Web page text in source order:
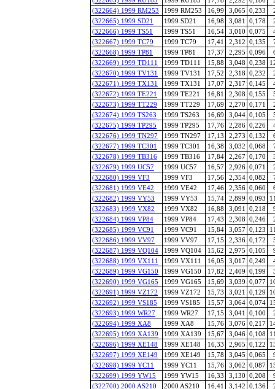
(322664) 1999 RM253
1999 RM253 16,99 3,065 0,233
(322665) 1999 SD21
1999 SD21 16,98 3,081 0,178
(322666) 1999 TS51
1999 TS51 16,54 3,010 0,075
(322667) 1999 TC79
1999 TC79 17,41 2,312 0,135
(322668) 1999 TP81
1999 TP81 17,37 2,295 0,096
(322669) 1999 TD111
1999 TD111 15,88 3,048 0,238
(322670) 1999 TV131
1999 TV131 17,52 2,318 0,232
(322671) 1999 TX131
1999 TX131 17,07 2,317 0,145
(322672) 1999 TE221
1999 TE221 16,81 2,308 0,155
(322673) 1999 TT229
1999 TT229 17,69 2,270 0,171
(322674) 1999 TS263
1999 TS263 16,69 3,044 0,105
(322675) 1999 TP295
1999 TP295 17,76 2,286 0,226
(322676) 1999 TN297
1999 TN297 17,13 2,273 0,132
(322677) 1999 TC301
1999 TC301 16,38 3,032 0,068
(322678) 1999 TB316
1999 TB316 17,84 2,267 0,170
(322679) 1999 UC57
1999 UC57 16,57 2,926 0,071
(322680) 1999 VF3
1999 VF3 17,56 2,354 0,082
(322681) 1999 VE42
1999 VE42 17,46 2,356 0,060
(322682) 1999 VY53
1999 VY53 15,74 2,899 0,093
(322683) 1999 VX82
1999 VX82 16,88 3,091 0,218
(322684) 1999 VP84
1999 VP84 17,43 2,308 0,246
(322685) 1999 VC91
1999 VC91 15,84 3,057 0,123
(322686) 1999 VV97
1999 VV97 17,15 2,336 0,172
(322687) 1999 VQ104
1999 VQ104 15,62 2,975 0,105
(322688) 1999 VX111
1999 VX111 16,05 3,017 0,249
(322689) 1999 VG150
1999 VG150 17,82 2,409 0,199
(322690) 1999 VG165
1999 VG165 15,69 3,039 0,077
(322691) 1999 VZ172
1999 VZ172 15,73 3,021 0,129
(322692) 1999 VS185
1999 VS185 15,57 3,064 0,074
(322693) 1999 WR27
1999 WR27 17,15 3,041 0,100
(322694) 1999 XA8
1999 XA8 15,76 3,076 0,217
(322695) 1999 XA139
1999 XA139 15,67 3,046 0,108
(322696) 1999 XE148
1999 XE148 16,33 2,965 0,122
(322697) 1999 XE149
1999 XE149 15,78 3,045 0,065
(322698) 1999 YC11
1999 YC11 15,76 3,062 0,087
(322699) 1999 YW15
1999 YW15 16,33 3,130 0,208
(322700) 2000 AS210
2000 AS210 16,41 3,142 0,136